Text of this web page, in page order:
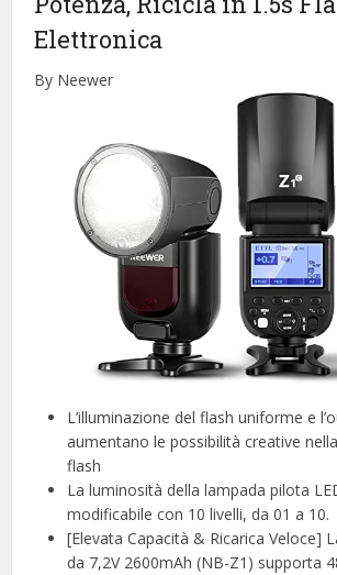
Elettronica
By Neewer
L’illuminazione del flash uniforme e
aumentano le possibilità creative
flash
La luminosità della lampada pilota
modificabile con 10 livelli, da 01 a 10.
[Elevata Capacità & Ricarica Veloce]
da 7,2V 2600mAh (NB-Z1) supporta